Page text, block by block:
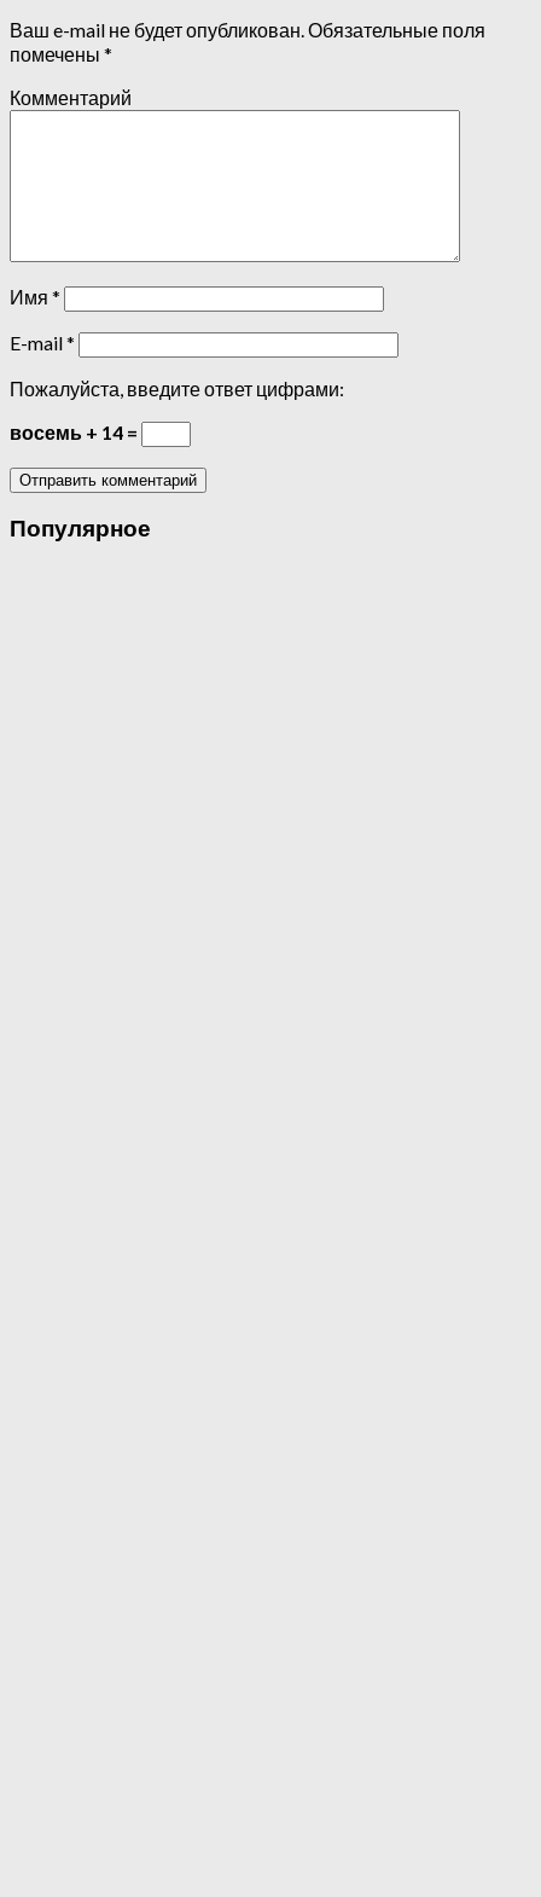
Ваш e-mail не будет опубликован.Обязательные поля
помечены *
Комментарий
Имя *
E-mail*
Пожалуйста, введите ответ цифрами:
восемь + 14 =
Популярное